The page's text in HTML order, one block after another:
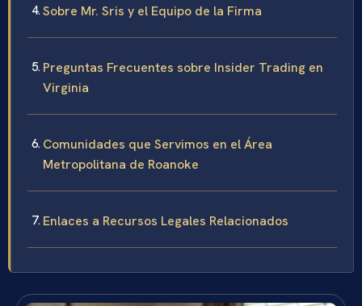
Sobre Mr. Sris y el Equipo de la Firma
Preguntas Frecuentes sobre Insider Trading en
Virginia
Comunidades que Servimos en el Área
Metropolitana de Roanoke
Enlaces a Recursos Legales Relacionados